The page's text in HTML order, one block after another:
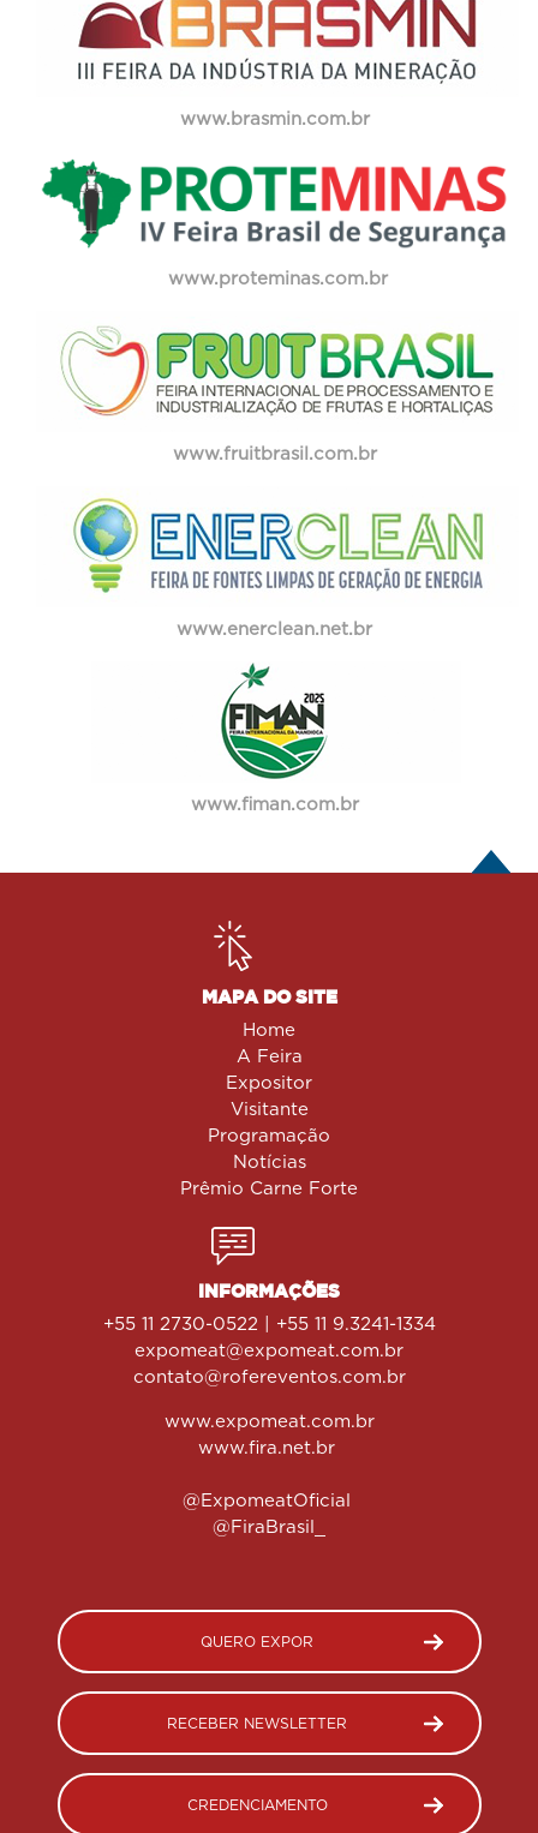
www.brasmin.com.br
www.proteminas.com.br
www.fruitbrasil.com.br
www.enerclean.net.br
www.fiman.com.br
MAPA DO SITE
Home
A Feira
Expositor
Visitante
Programação
Notícias
Prêmio Carne Forte
INFORMAÇÕES
+55 11 2730-0522 | +55 11 9.3241-1334
expomeat@expomeat.com.br
contato@rofereventos.com.br
www.expomeat.com.br
www.fira.net.br
@ExpomeatOficial
@FiraBrasil_
QUERO EXPOR
RECEBER NEWSLETTER
CREDENCIAMENTO